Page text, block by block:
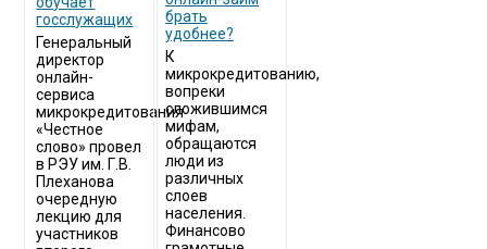
госслужащих
Генеральный
директор
онлайн-
сервиса
микрокредитования
«Честное
слово» провел
в РЭУ им. Г.В.
Плеханова
очередную
лекцию для
участников
брать
удобнее?
К
микрокредитованию,
вопреки
сложившимся
мифам,
обращаются
люди из
различных
слоев
населения.
Финансово